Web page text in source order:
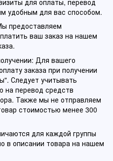
удобным для вас способом.
предоставляем
ваш заказ на нашем
Для вашего
заказа при получении
Следует учитывать
на перевод средств
Также мы не отправляем
стоимостью менее 300
для каждой группы
в описании товара на нашем